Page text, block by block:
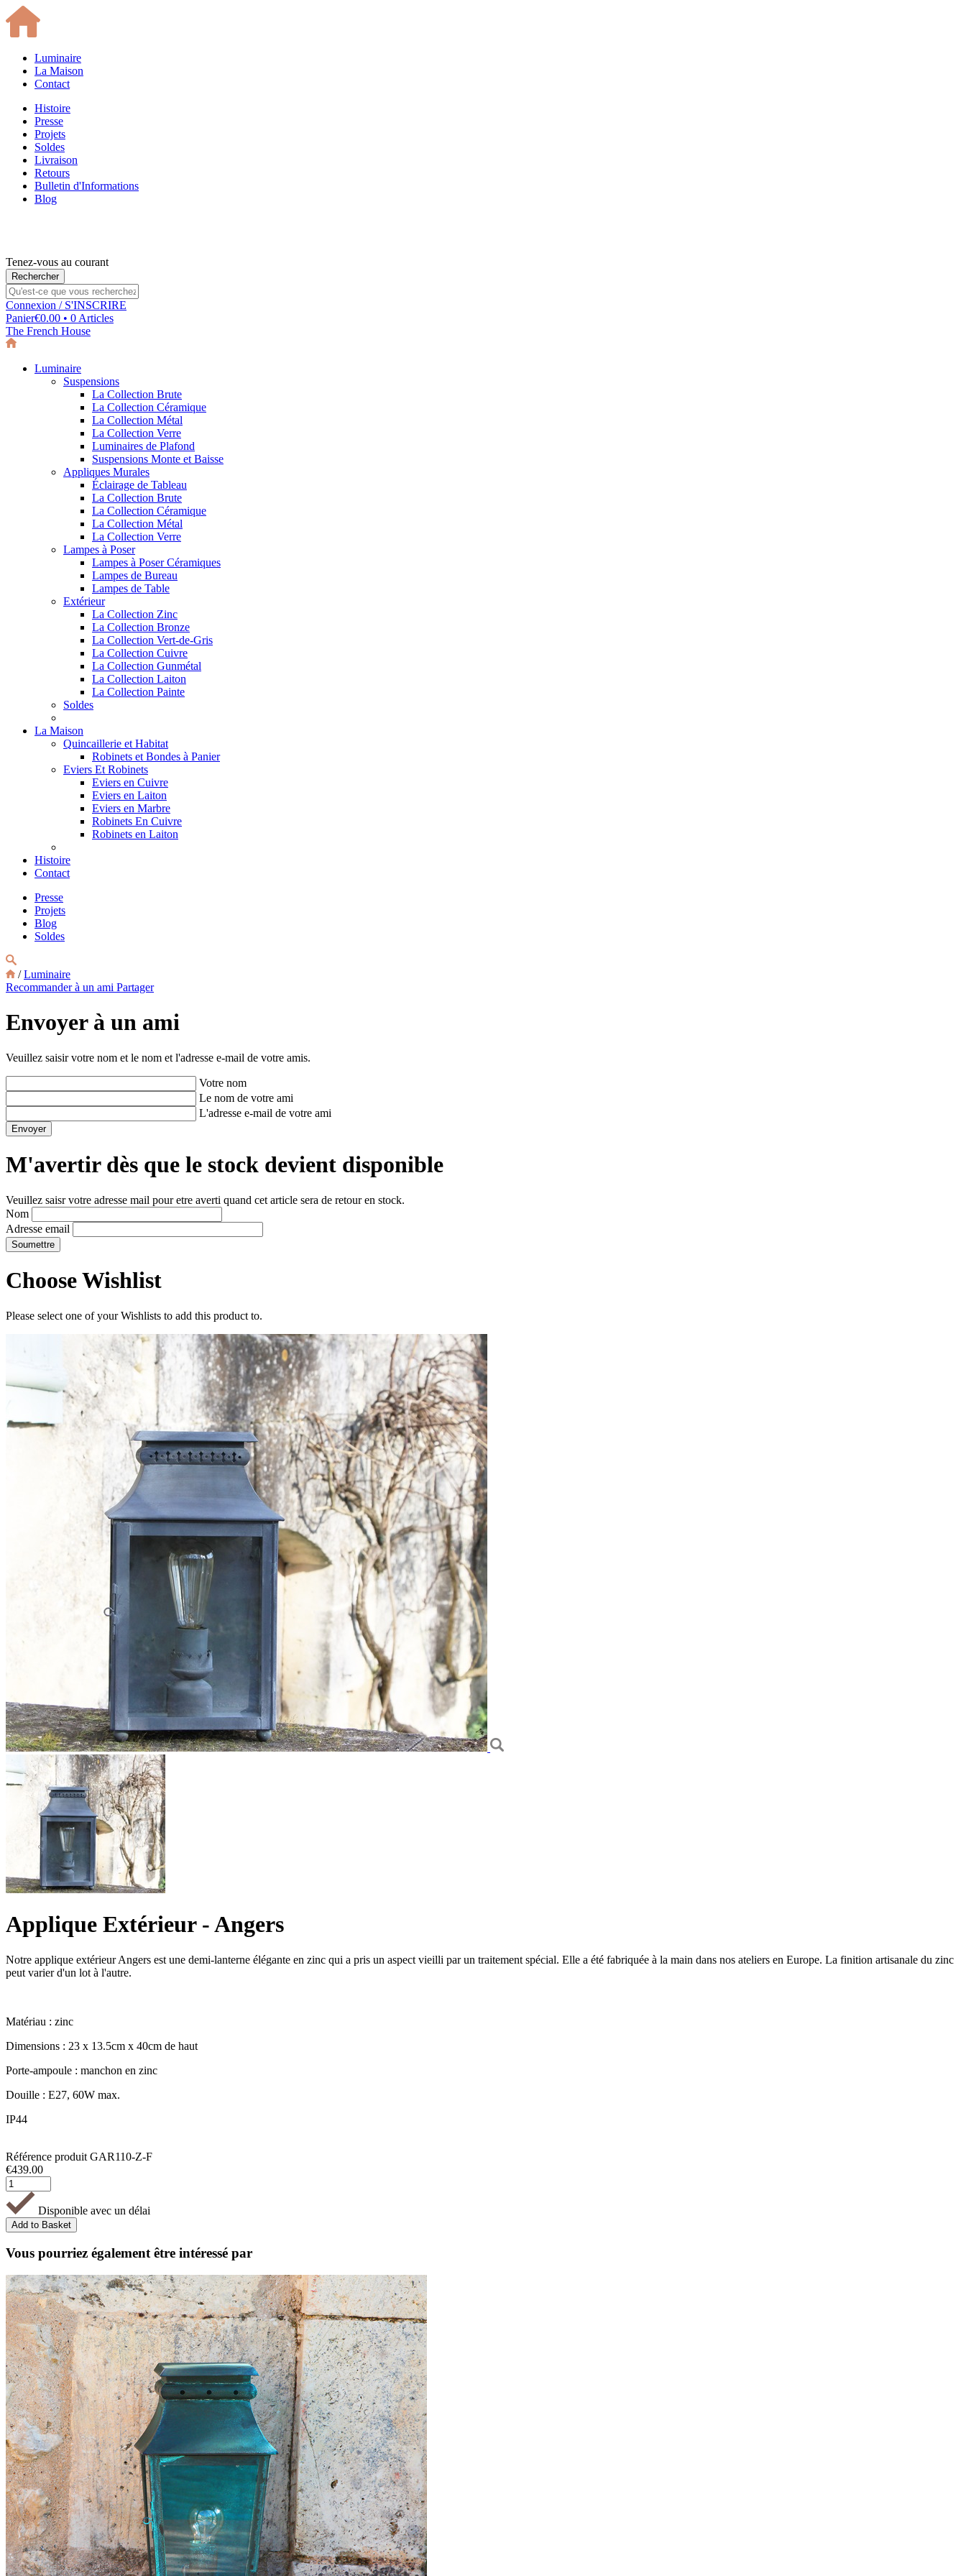
Luminaire
La Maison
Contact
Histoire
Presse
Projets
Soldes
Livraison
Retours
Bulletin d'Informations
Blog
Tenez-vous au courant
Connexion / S'INSCRIRE
Panier€0.00 • 0 Articles
The French House
Luminaire
Suspensions
La Collection Brute
La Collection Céramique
La Collection Métal
La Collection Verre
Luminaires de Plafond
Suspensions Monte et Baisse
Appliques Murales
Éclairage de Tableau
La Collection Brute
La Collection Céramique
La Collection Métal
La Collection Verre
Lampes à Poser
Lampes à Poser Céramiques
Lampes de Bureau
Lampes de Table
Extérieur
La Collection Zinc
La Collection Bronze
La Collection Vert-de-Gris
La Collection Cuivre
La Collection Gunmétal
La Collection Laiton
La Collection Painte
Soldes
La Maison
Quincaillerie et Habitat
Robinets et Bondes à Panier
Eviers Et Robinets
Eviers en Cuivre
Eviers en Laiton
Eviers en Marbre
Robinets En Cuivre
Robinets en Laiton
Histoire
Contact
Presse
Projets
Blog
Soldes
/Luminaire
Recommander à un ami Partager
Envoyer à un ami
Veuillez saisir votre nom et le nom et l'adresse e-mail de votre amis.
Votre nom
Le nom de votre ami
L'adresse e-mail de votre ami
M'avertir dès que le stock devient disponible
Veuillez saisr votre adresse mail pour etre averti quand cet article sera de retour en stock.
Nom
Adresse email
Choose Wishlist
Please select one of your Wishlists to add this product to.
Applique Extérieur - Angers
Notre applique extérieur Angers est une demi-lanterne élégante en zinc qui a pris un aspect vieilli par un traitement spécial. Elle a été fabriquée à la main dans nos ateliers en Europe. La finition artisanale du zinc
peut varier d'un lot à l'autre.
Matériau : zinc
Dimensions : 23 x 13.5cm x 40cm de haut
Porte-ampoule : manchon en zinc
Douille : E27, 60W max.
IP44
Référence produit GAR110-Z-F
€439.00
Disponible avec un délai
Vous pourriez également être intéressé par